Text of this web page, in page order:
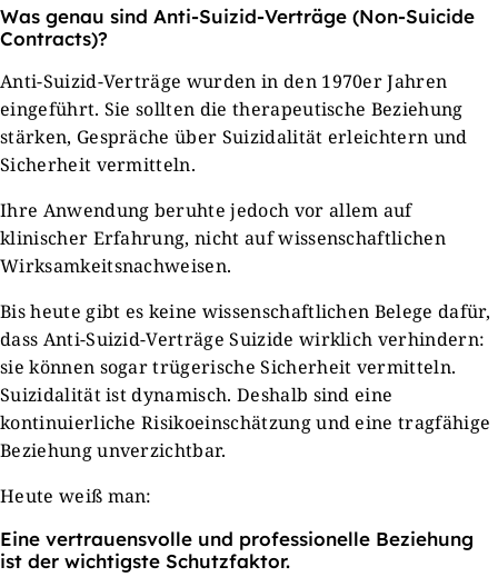
Was genau sind Anti-Suizid-Verträge (Non-Suicide
Contracts)?
Anti-Suizid-Verträge wurden in den 1970er Jahren
eingeführt. Sie sollten die therapeutische Beziehung
stärken, Gespräche über Suizidalität erleichtern und
Sicherheit vermitteln.
Ihre Anwendung beruhte jedoch vor allem auf
klinischer Erfahrung, nicht auf wissenschaftlichen
Wirksamkeitsnachweisen.
Bis heute gibt es keine wissenschaftlichen Belege dafür,
dass Anti-Suizid-Verträge Suizide wirklich verhindern:
sie können sogar trügerische Sicherheit vermitteln.
Suizidalität ist dynamisch. Deshalb sind eine
kontinuierliche Risikoeinschätzung und eine tragfähige
Beziehung unverzichtbar.
Heute weiß man:
Eine vertrauensvolle und professionelle Beziehung
ist der wichtigste Schutzfaktor.